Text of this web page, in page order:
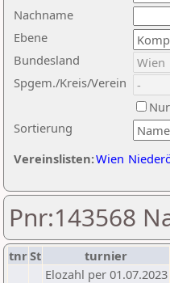
Nachname
Ebene
Sortierung
Bundesland
Spgem./Kreis/Verein
Vereinslisten:Wien
Pnr:143568
tnrSt turnier
Elozahl per 01.07.2023